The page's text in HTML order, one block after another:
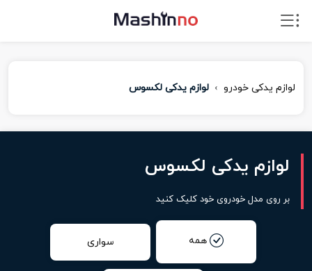
لوازم یدکی خودرو لوازم یدکی لکسوس
لوازم یدکی لکسوس
بر روی مدل خودروی خود کلیک کنید
همه سواری